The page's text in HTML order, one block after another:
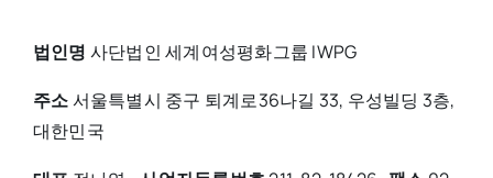
법인명 사단법인 세계여성평화그룹 IWPG
주소서울특별시 중구 퇴계로36나길 33, 우성빌딩 3층,
대한민국